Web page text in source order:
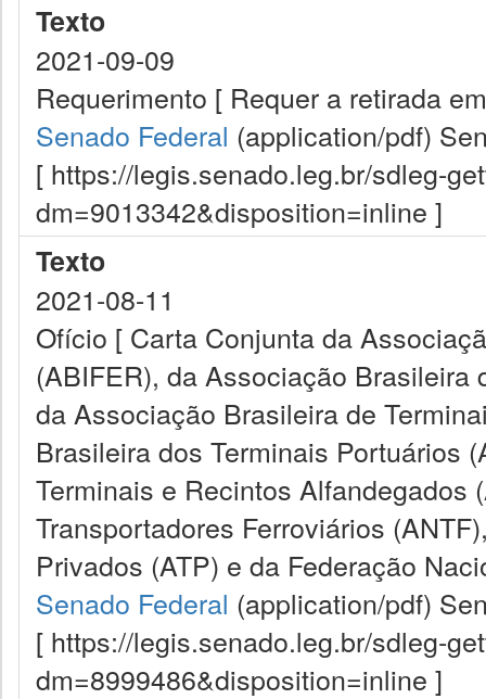
Texto
2021-09-09
Requerimento [ Requer a retirada
Senado Federal (application/pdf)
[ https://legis.senado.leg.br/sdleg-
dm=9013342&disposition=inline ]
Texto
2021-08-11
Ofício [ Carta Conjunta da
(ABIFER), da Associação Brasileira
da Associação Brasileira de
Brasileira dos Terminais Portuários
Terminais e Recintos
Transportadores Ferroviários
Privados (ATP) e da Federação
Senado Federal (application/pdf)
[ https://legis.senado.leg.br/sdleg-
dm=8999486&disposition=inline ]